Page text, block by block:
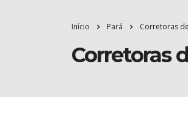
Início Pará Corretoras
Corretoras